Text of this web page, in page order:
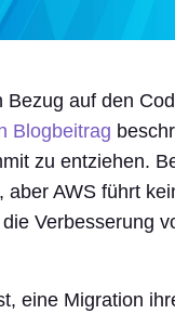
auf den
Blogbeitrag
zu entziehen.
AWS führt
Verbesserung
eine Migration